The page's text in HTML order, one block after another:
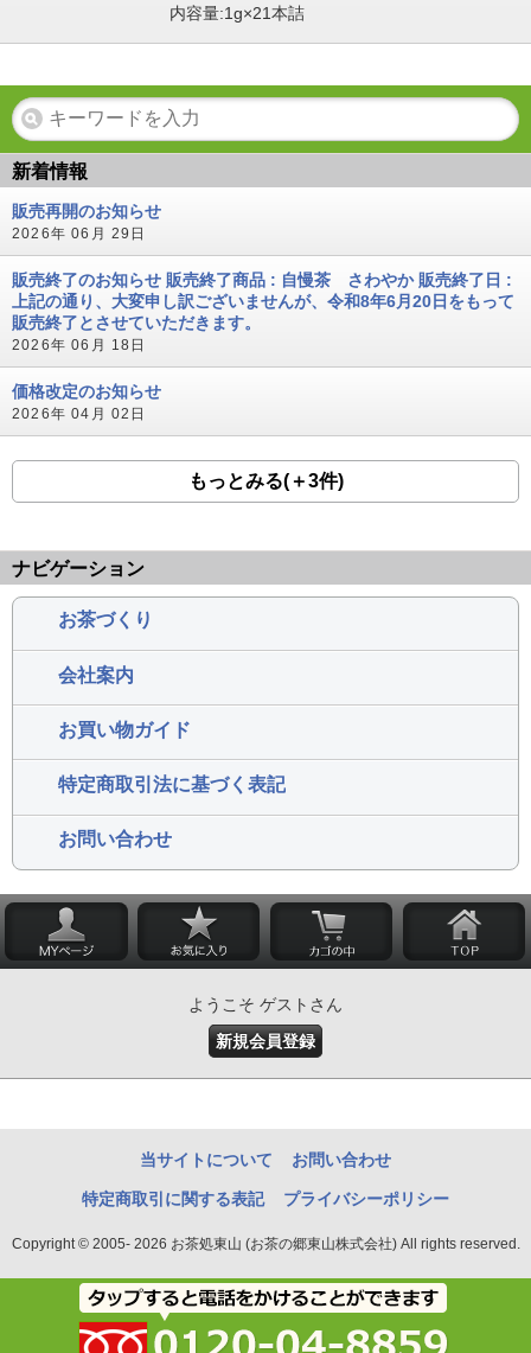
内容量:1g×21本詰
新着情報
販売再開のお知らせ
2026年 06月 29日
販売終了のお知らせ 販売終了商品 : 自慢茶 さわやか 販売終了日 :
上記の通り、大変申し訳ございませんが、令和8年6月20日をもって
販売終了とさせていただきます。
2026年 06月 18日
価格改定のお知らせ
2026年 04月 02日
もっとみる(＋3件)
ナビゲーション
お茶づくり
会社案内
お買い物ガイド
特定商取引法に基づく表記
お問い合わせ
ようこそ ゲストさん
新規会員登録
当サイトについて お問い合わせ
特定商取引に関する表記 プライバシーポリシー
Copyright © 2005- 2026 お茶処東山 (お茶の郷東山株式会社) All rights reserved.